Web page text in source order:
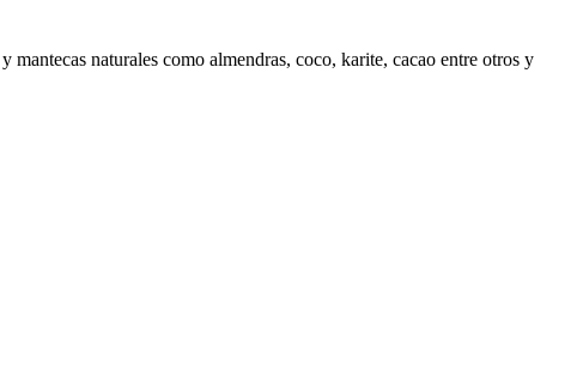
naturales como almendras, coco, karite, cacao entre otros y